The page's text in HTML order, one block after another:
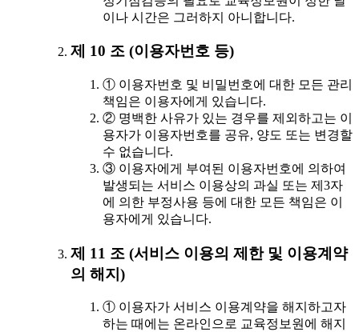
이나 시간은 그러하지 아니합니다.
제 10 조 (이용자번호 등)
① 이용자번호 및 비밀번호에 대한 모든 관리
책임은 이용자에게 있습니다.
② 명백한 사유가 있는 경우를 제외하고는 이
용자가 이용자번호를 공유, 양도 또는 변경할
수 없습니다.
③ 이용자에게 부여된 이용자번호에 의하여
발생되는 서비스 이용상의 과실 또는 제3자
에 의한 부정사용 등에 대한 모든 책임은 이
용자에게 있습니다.
제 11 조 (서비스 이용의 제한 및 이용계약
의 해지)
① 이용자가 서비스 이용계약을 해지하고자
하는 때에는 온라인으로 교육정보원에 해지